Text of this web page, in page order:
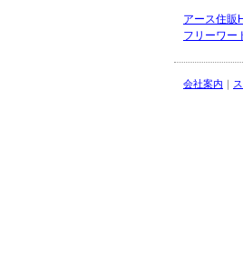
アース住販
フリーワー
会社案内 ｜